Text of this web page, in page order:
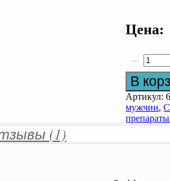
Цена:
товара
Spectral.RS
−
В
Артикул:
мужчин,
(1)